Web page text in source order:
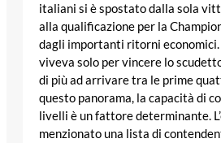
italiani si è spostato dalla sola
alla qualificazione per la
dagli importanti ritorni economici.
viveva solo per vincere lo
di più ad arrivare tra le prime
questo panorama, la capacità di
livelli è un fattore determinante.
menzionato una lista di